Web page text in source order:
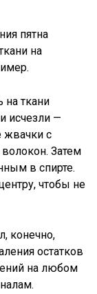
пятна
на
на ткани
исчезли —
жвачки с
Затем
в спирте.
чтобы не
конечно,
остатков
на любом